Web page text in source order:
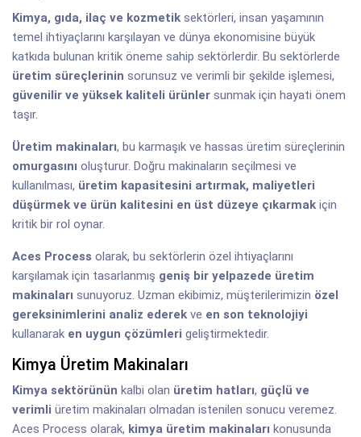
Kimya, gıda, ilaç ve kozmetik sektörleri, insan yaşamının
temel ihtiyaçlarını karşılayan ve dünya ekonomisine büyük
katkıda bulunan kritik öneme sahip sektörlerdir. Bu sektörlerde
üretim süreçlerinin sorunsuz ve verimli bir şekilde işlemesi,
güvenilir ve yüksek kaliteli ürünler sunmak için hayati önem
taşır.
Üretim makinaları, bu karmaşık ve hassas üretim süreçlerinin
omurgasını oluşturur. Doğru makinaların seçilmesi ve
kullanılması, üretim kapasitesini artırmak, maliyetleri
düşürmek ve ürün kalitesini en üst düzeye çıkarmak için
kritik bir rol oynar.
Aces Process olarak, bu sektörlerin özel ihtiyaçlarını
karşılamak için tasarlanmış geniş bir yelpazede üretim
makinaları sunuyoruz. Uzman ekibimiz, müşterilerimizin özel
gereksinimlerini analiz ederek ve en son teknolojiyi
kullanarak en uygun çözümleri geliştirmektedir.
Kimya Üretim Makinaları
Kimya sektörünün kalbi olan üretim hatları, güçlü ve
verimli üretim makinaları olmadan istenilen sonucu veremez.
Aces Process olarak, kimya üretim makinaları konusunda